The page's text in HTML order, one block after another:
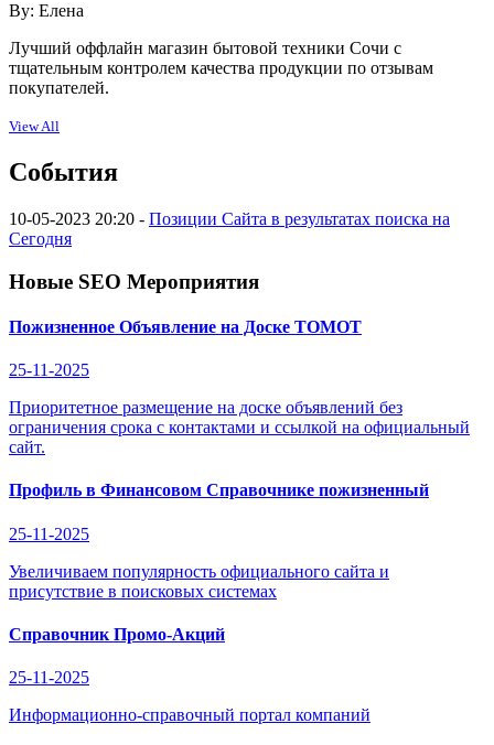
By: Елена
Лучший оффлайн магазин бытовой техники Сочи с
тщательным контролем качества продукции по отзывам
покупателей.
View All
События
10-05-2023 20:20 - Позиции Сайта в результатах поиска на
Сегодня
Новые SEO Мероприятия
Пожизненное Объявление на Доске ТОМОТ
25-11-2025
Приоритетное размещение на доске объявлений без
ограничения срока с контактами и ссылкой на официальный
сайт.
Профиль в Финансовом Справочнике пожизненный
25-11-2025
Увеличиваем популярность официального сайта и
присутствие в поисковых системах
Справочник Промо-Акций
25-11-2025
Информационно-справочный портал компаний